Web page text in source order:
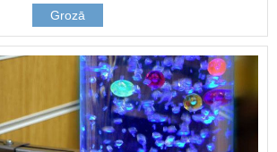
39,00 €
Grozā